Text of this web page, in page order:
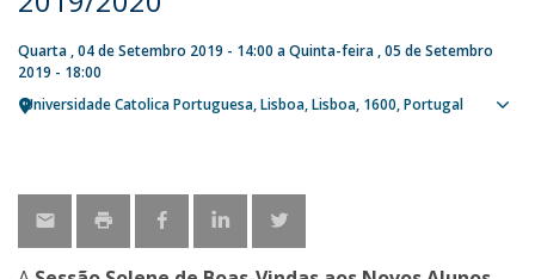
Quarta , 04 de Setembro 2019 - 14:00 aQuinta-feira , 05 de Setembro
2019 - 18:00
Universidade Catolica Portuguesa Lisboa Lisboa 1600 Portugal